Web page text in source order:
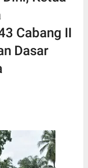
Cabang II
Dasar